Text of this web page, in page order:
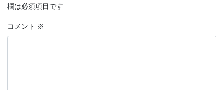
欄は必須項目です
コメント ※